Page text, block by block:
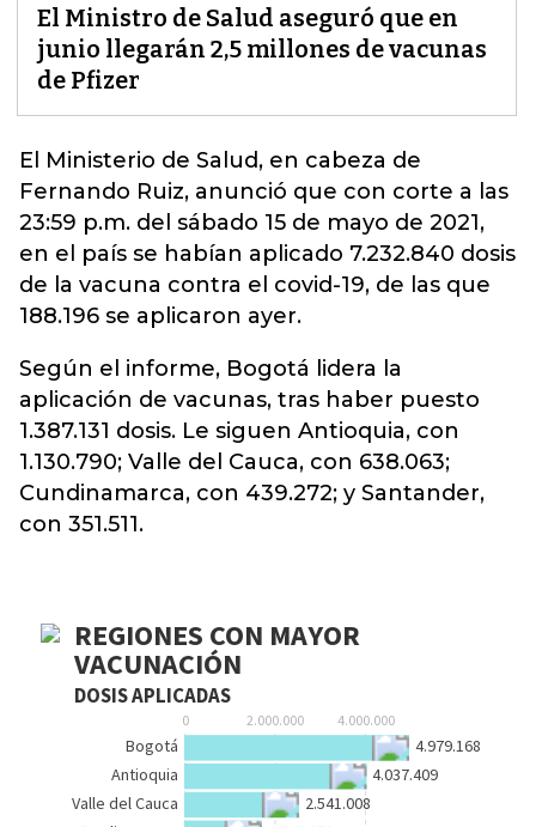
El Ministro de Salud aseguró que en
junio llegarán 2,5 millones de vacunas
de Pfizer
El Ministerio de Salud, en cabeza de
Fernando Ruiz, anunció que con corte a las
23:59 p.m. del sábado 15 de mayo de 2021,
en el país se habían aplicado 7.232.840 dosis
de la vacuna contra el covid-19, de las que
188.196 se aplicaron ayer.
Según el informe, Bogotá lidera la
aplicación de vacunas, tras haber puesto
1.387.131 dosis. Le siguen Antioquia, con
1.130.790; Valle del Cauca, con 638.063;
Cundinamarca, con 439.272; y Santander,
con 351.511.